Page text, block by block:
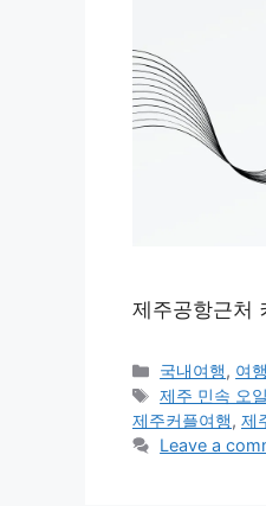
제주공항근처
Categories
국내여행, 여
Tags
제주 민속 오
제주커플여행, 제
Leave a